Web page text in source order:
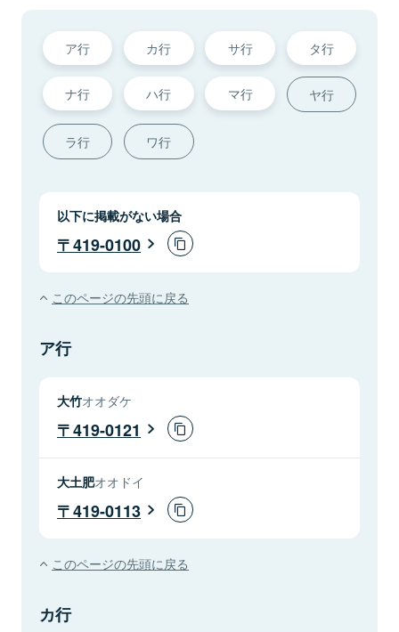
ア行 カ行 サ行 タ行
ナ行 ハ行 マ行 ヤ行
ラ行 ワ行
以下に掲載がない場合
419-0100
このページの先頭に戻る
ア行
大竹オオダケ
419-0121
大土肥オオドイ
419-0113
このページの先頭に戻る
カ行